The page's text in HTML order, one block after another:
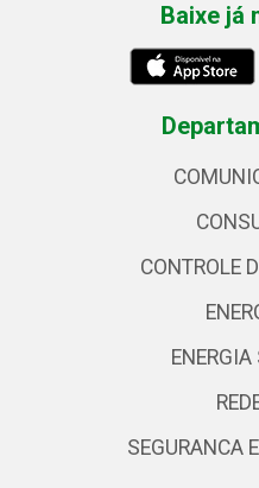
Baixe já
CONTROLE
SEGURANCA